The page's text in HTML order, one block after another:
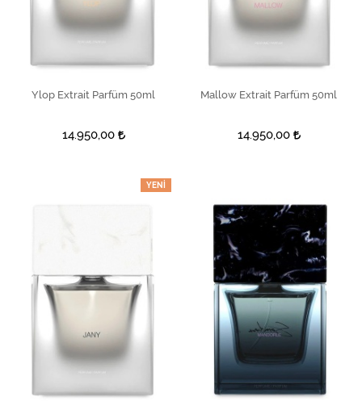
SEPETE EKLE
Ylop Extrait Parfüm 50ml
14.950,00
SEPETE EKLE
Mallow Extrait Parfüm 50ml
14.950,00
YENI